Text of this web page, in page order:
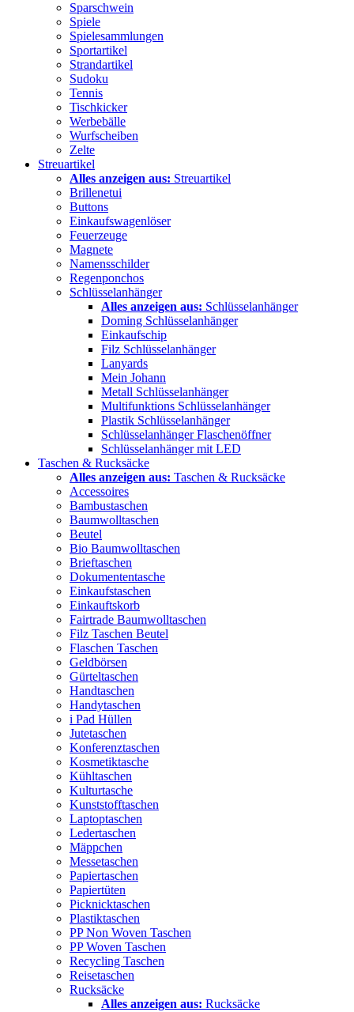
Sparschwein
Spiele
Spielesammlungen
Sportartikel
Strandartikel
Sudoku
Tennis
Tischkicker
Werbebälle
Wurfscheiben
Zelte
Streuartikel
Alles anzeigen aus: Streuartikel
Brillenetui
Buttons
Einkaufswagenlöser
Feuerzeuge
Magnete
Namensschilder
Regenponchos
Schlüsselanhänger
Alles anzeigen aus: Schlüsselanhänger
Doming Schlüsselanhänger
Einkaufschip
Filz Schlüsselanhänger
Lanyards
Mein Johann
Metall Schlüsselanhänger
Multifunktions Schlüsselanhänger
Plastik Schlüsselanhänger
Schlüsselanhänger Flaschenöffner
Schlüsselanhänger mit LED
Taschen & Rucksäcke
Alles anzeigen aus: Taschen & Rucksäcke
Accessoires
Bambustaschen
Baumwolltaschen
Beutel
Bio Baumwolltaschen
Brieftaschen
Dokumententasche
Einkaufstaschen
Einkauftskorb
Fairtrade Baumwolltaschen
Filz Taschen Beutel
Flaschen Taschen
Geldbörsen
Gürteltaschen
Handtaschen
Handytaschen
i Pad Hüllen
Jutetaschen
Konferenztaschen
Kosmetiktasche
Kühltaschen
Kulturtasche
Kunststofftaschen
Laptoptaschen
Ledertaschen
Mäppchen
Messetaschen
Papiertaschen
Papiertüten
Picknicktaschen
Plastiktaschen
PP Non Woven Taschen
PP Woven Taschen
Recycling Taschen
Reisetaschen
Rucksäcke
Alles anzeigen aus: Rucksäcke